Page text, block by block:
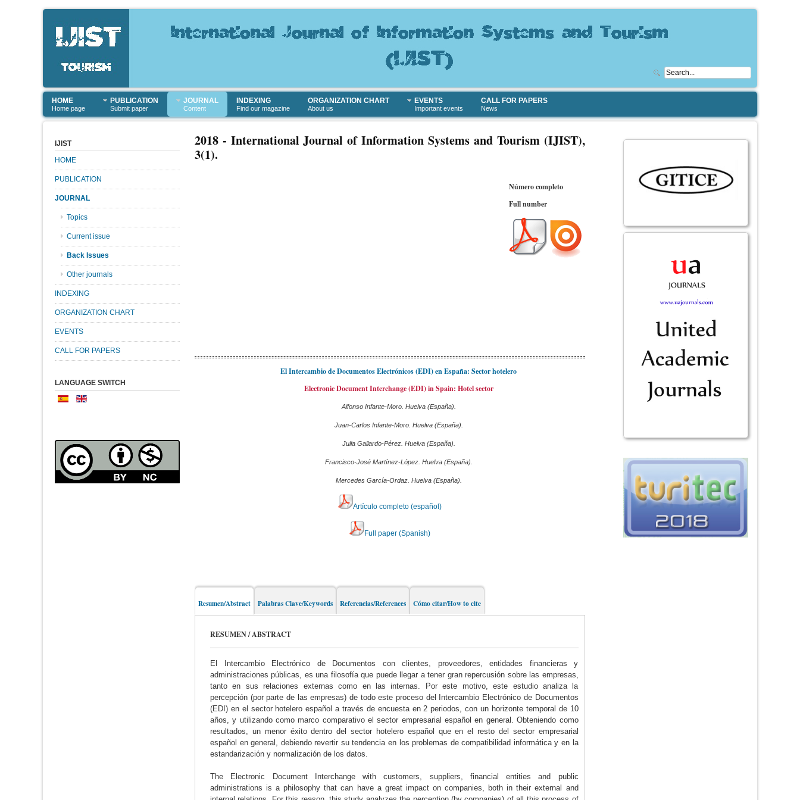
HOME
Home page
PUBLICATION
Submit paper
JOURNAL
Content
INDEXING
Find our magazine
ORGANIZATION CHART
About us
EVENTS
Important events
CALL FOR PAPERS
News
2018 - International Journal of Information Systems and Tourism (IJIST),
3(1).
Número completo
Full number
El Intercambio de Documentos Electrónicos (EDI) en España: Sector hotelero
Electronic Document Interchange (EDI) in Spain: Hotel sector
Alfonso Infante-Moro. Huelva (España).
Juan-Carlos Infante-Moro. Huelva (España).
Julia Gallardo-Pérez. Huelva (España).
Francisco-José Martínez-López. Huelva (España).
Mercedes García-Ordaz. Huelva (España).
Artículo completo (español)
Full paper (Spanish)
Resumen/Abstract Palabras Clave/Keywords Referencias/References Cómo citar/How to cite
RESUMEN / ABSTRACT
El Intercambio Electrónico de Documentos con clientes, proveedores, entidades financieras y
administraciones públicas, es una filosofía que puede llegar a tener gran repercusión sobre las empresas,
tanto en sus relaciones externas como en las internas. Por este motivo, este estudio analiza la
percepción (por parte de las empresas) de todo este proceso del Intercambio Electrónico de Documentos
(EDI) en el sector hotelero español a través de encuesta en 2 periodos, con un horizonte temporal de 10
años, y utilizando como marco comparativo el sector empresarial español en general. Obteniendo como
resultados, un menor éxito dentro del sector hotelero español que en el resto del sector empresarial
español en general, debiendo revertir su tendencia en los problemas de compatibilidad informática y en la
estandarización y normalización de los datos.
The Electronic Document Interchange with customers, suppliers, financial entities and public
administrations is a philosophy that can have a great impact on companies, both in their external and
IJIST
HOME
PUBLICATION
JOURNAL
Topics
Current issue
Back Issues
Other journals
INDEXING
ORGANIZATION CHART
EVENTS
CALL FOR PAPERS
LANGUAGE SWITCH